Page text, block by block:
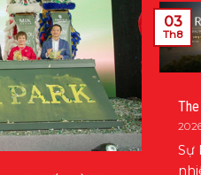
03
Th8
Sự